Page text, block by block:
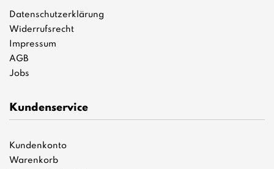
Datenschutzerklärung
Widerrufsrecht
Impressum
AGB
Jobs
Kundenservice
Kundenkonto
Warenkorb